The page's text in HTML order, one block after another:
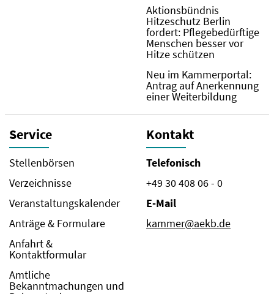
Aktionsbündnis
Hitzeschutz Berlin
fordert: Pflegebedürftige
Menschen besser vor
Hitze schützen
Neu im Kammerportal:
Antrag auf Anerkennung
einer Weiterbildung
Service
Stellenbörsen
Verzeichnisse
Veranstaltungskalender
Anträge & Formulare
Anfahrt &
Kontaktformular
Amtliche
Bekanntmachungen und
Kontakt
Telefonisch
+49 30 408 06 - 0
E-Mail
kammer@aekb.de